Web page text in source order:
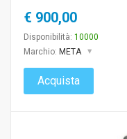
€ 900,00
Disponibilità: 10000
Marchio: META
Acquista